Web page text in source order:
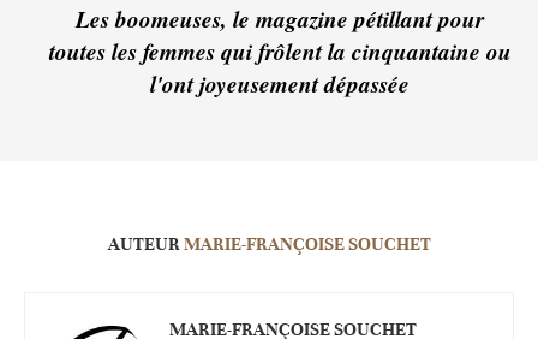
Les boomeuses, le magazine pétillant pour
toutes les femmes qui frôlent la cinquantaine ou
l'ont joyeusement dépassée
AUTEURMARIE-FRANÇOISE SOUCHET
MARIE-FRANÇOISE SOUCHET